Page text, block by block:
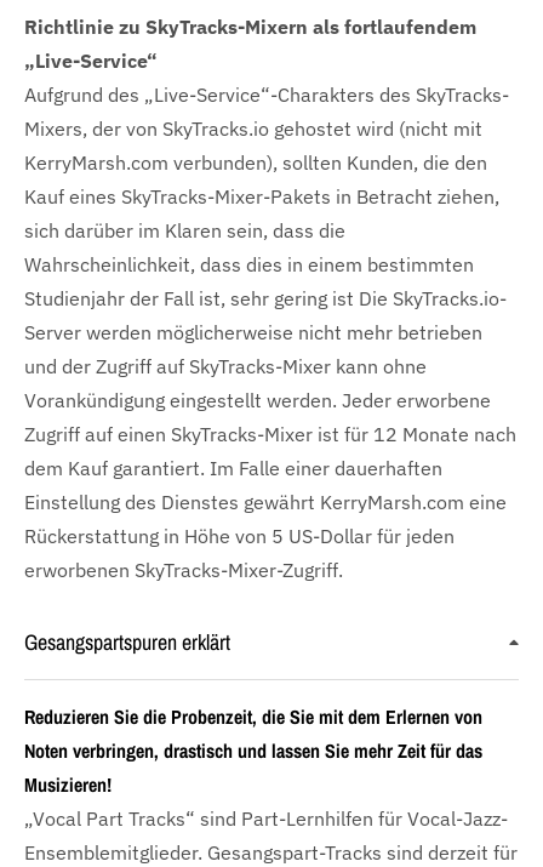
Richtlinie zu SkyTracks-Mixern als fortlaufendem
„Live-Service“
Aufgrund des „Live-Service“-Charakters des SkyTracks-
Mixers, der von SkyTracks.io gehostet wird (nicht mit
KerryMarsh.com verbunden), sollten Kunden, die den
Kauf eines SkyTracks-Mixer-Pakets in Betracht ziehen,
sich darüber im Klaren sein, dass die
Wahrscheinlichkeit, dass dies in einem bestimmten
Studienjahr der Fall ist, sehr gering ist Die SkyTracks.io-
Server werden möglicherweise nicht mehr betrieben
und der Zugriff auf SkyTracks-Mixer kann ohne
Vorankündigung eingestellt werden. Jeder erworbene
Zugriff auf einen SkyTracks-Mixer ist für 12 Monate nach
dem Kauf garantiert. Im Falle einer dauerhaften
Einstellung des Dienstes gewährt KerryMarsh.com eine
Rückerstattung in Höhe von 5 US-Dollar für jeden
erworbenen SkyTracks-Mixer-Zugriff.
Gesangspartspuren erklärt
Reduzieren Sie die Probenzeit, die Sie mit dem Erlernen von
Noten verbringen, drastisch und lassen Sie mehr Zeit für das
Musizieren!
„Vocal Part Tracks“ sind Part-Lernhilfen für Vocal-Jazz-
Ensemblemitglieder. Gesangspart-Tracks sind derzeit für